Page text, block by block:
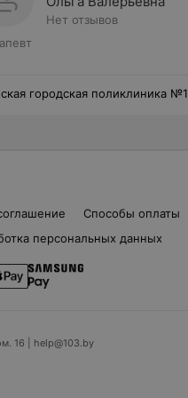
Нет отзывов
городская поликлиника №1
Способы оплаты
персональных данных
16 | help@103.by